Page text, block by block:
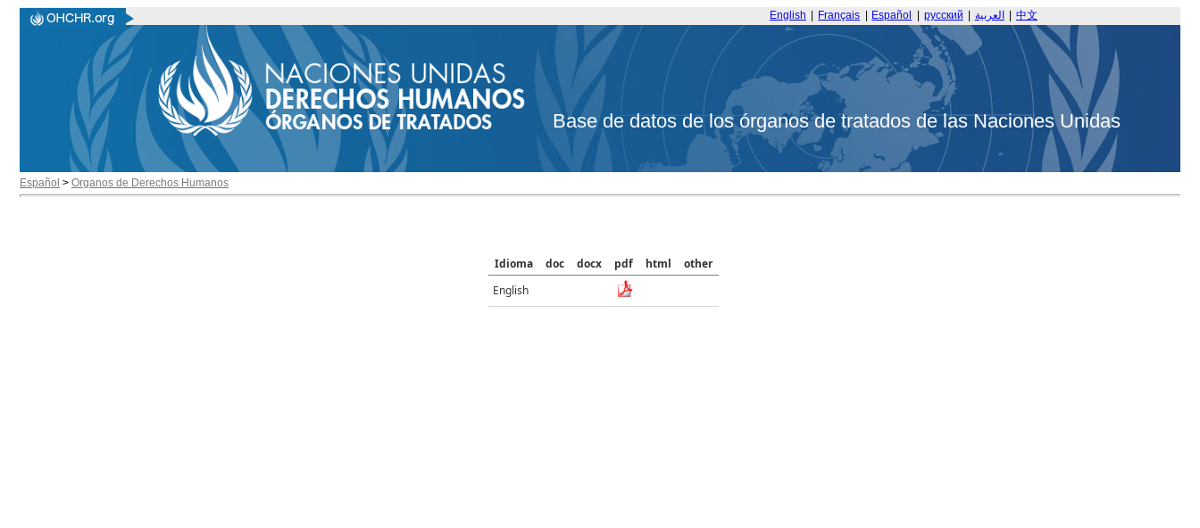
English Français Español русский العربية 中文
Base de datos de los órganos de tratados de las Naciones Unidas
Español > Organos de Derechos Humanos
Idioma doc docx pdf html
other
English